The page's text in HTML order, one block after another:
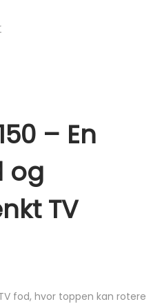
– En
og
TV
fod, hvor toppen kan rotere